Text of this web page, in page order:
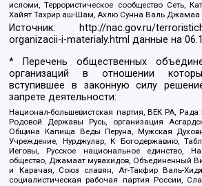
исломи, Террористическое сообщество Сеть,
Хайят Тахрир аш-Шам, Ахлю Сунна Валь Джамаа
Источник: http://nac.gov.ru/
organizacii-i-materialy.html данные на
* Перечень общественных
организаций в отношении
вступившее в законную силу
запрете деятельности:
Национал-большевистская партия, ВЕК РА,
Родовой Державы Русь, организация
Община Капища Веды Перуна, Мужская
Учреждение, Нурджулар, К Богодержавию,
Иеговы, Русское национальное единство,
общество, Джамаат мувахидов, Объединенный
и Карачая, Союз славян, Ат-Такфир Валь-
социалистическая рабочая партия России,